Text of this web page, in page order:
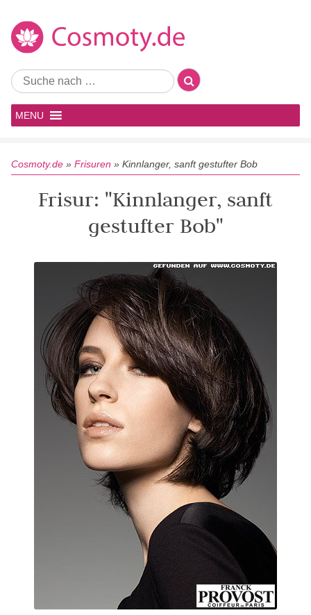
MENU
Cosmoty.de » Frisuren » Kinnlanger, sanft gestufter Bob
Frisur: "Kinnlanger, sanft
gestufter Bob"